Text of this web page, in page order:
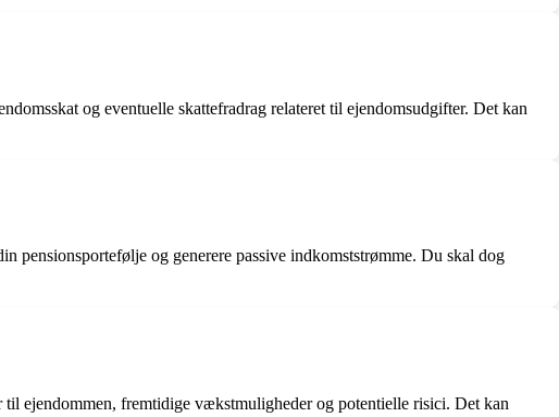
og eventuelle skattefradrag relateret til ejendomsudgifter. Det kan
pensionsportefølje og generere passive indkomststrømme. Du skal dog
ejendommen, fremtidige vækstmuligheder og potentielle risici. Det kan